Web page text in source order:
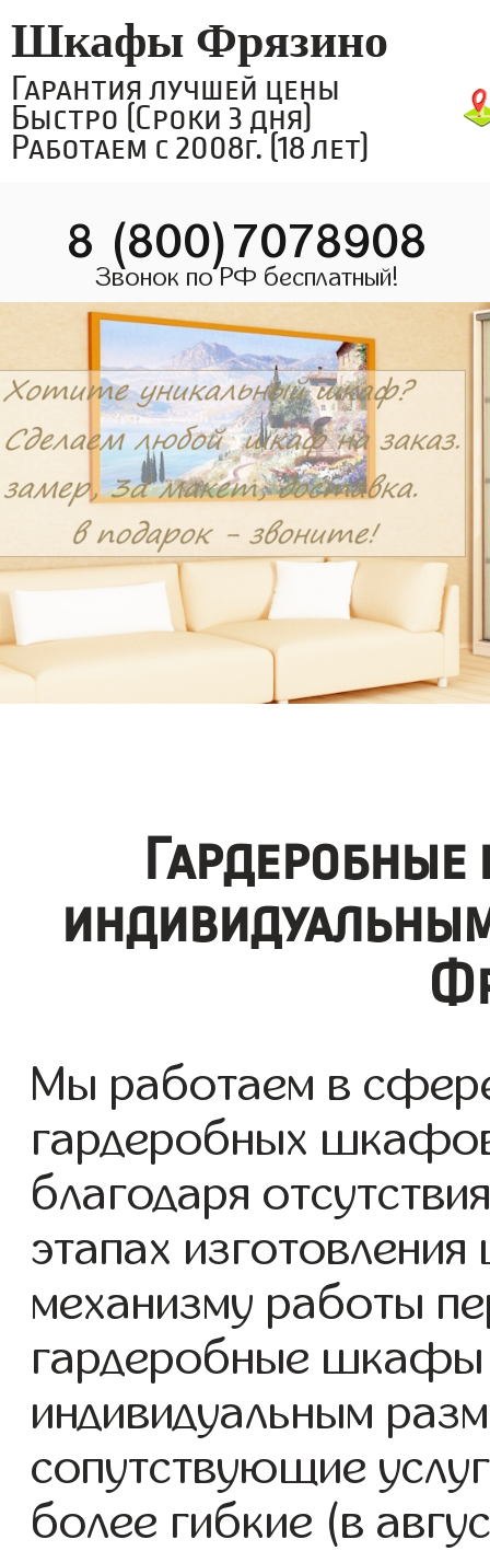
Шкафы Фрязино
Гарантия лучшей цены
Быстро (Сроки 3 дня)
Работаем с 2008г. (18 лет)
8 (800)7078908
Звонок по РФ бесплатный!
Мы работаем в
гардеробных
благодаря
этапах
механизму работы
гардеробные шкафы
индивидуальным
сопутствующие
более гибкие (в